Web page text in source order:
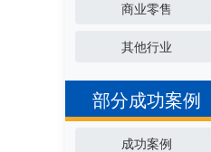
商业零售
其他行业
部分成功案例
成功案例